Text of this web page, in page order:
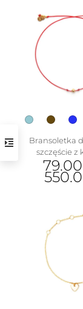
Bransoletka
szczęście z
79.00